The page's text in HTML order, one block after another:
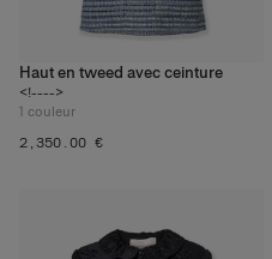
Haut en tweed avec ceinture
<!---->
1 couleur
‌2,350.00 €